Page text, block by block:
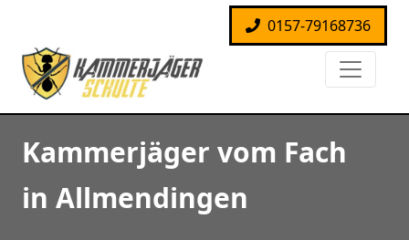
0157-79168736
Kammerjäger vom Fach
in Allmendingen